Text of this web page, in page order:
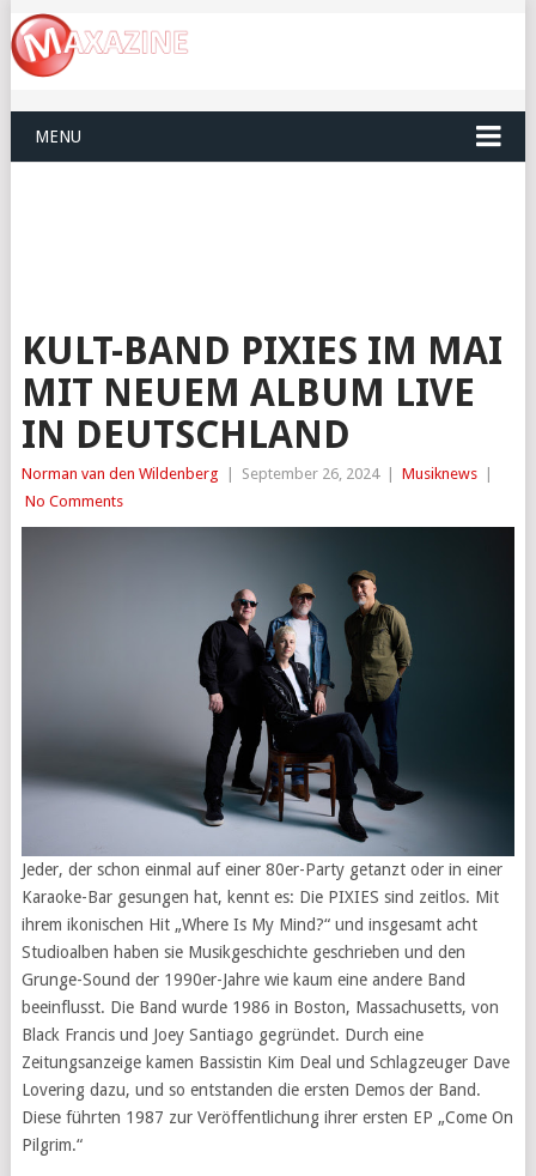
MENU
KULT-BAND PIXIES IM MAI
MIT NEUEM ALBUM LIVE
IN DEUTSCHLAND
Norman van den Wildenberg September 26, 2024 Musiknews
No Comments
Jeder, der schon einmal auf einer 80er-Party getanzt oder in einer
Karaoke-Bar gesungen hat, kennt es: Die PIXIES sind zeitlos. Mit
ihrem ikonischen Hit „Where Is My Mind?“ und insgesamt acht
Studioalben haben sie Musikgeschichte geschrieben und den
Grunge-Sound der 1990er-Jahre wie kaum eine andere Band
beeinflusst. Die Band wurde 1986 in Boston, Massachusetts, von
Black Francis und Joey Santiago gegründet. Durch eine
Zeitungsanzeige kamen Bassistin Kim Deal und Schlagzeuger Dave
Lovering dazu, und so entstanden die ersten Demos der Band.
Diese führten 1987 zur Veröffentlichung ihrer ersten EP „Come On
Pilgrim.“